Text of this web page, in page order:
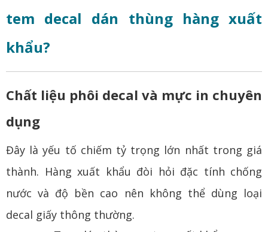
tem decal dán thùng hàng xuất
khẩu?
Chất liệu phôi decal và mực in chuyên
dụng
Đây là yếu tố chiếm tỷ trọng lớn nhất trong giá
thành. Hàng xuất khẩu đòi hỏi đặc tính chống
nước và độ bền cao nên không thể dùng loại
decal giấy thông thường.